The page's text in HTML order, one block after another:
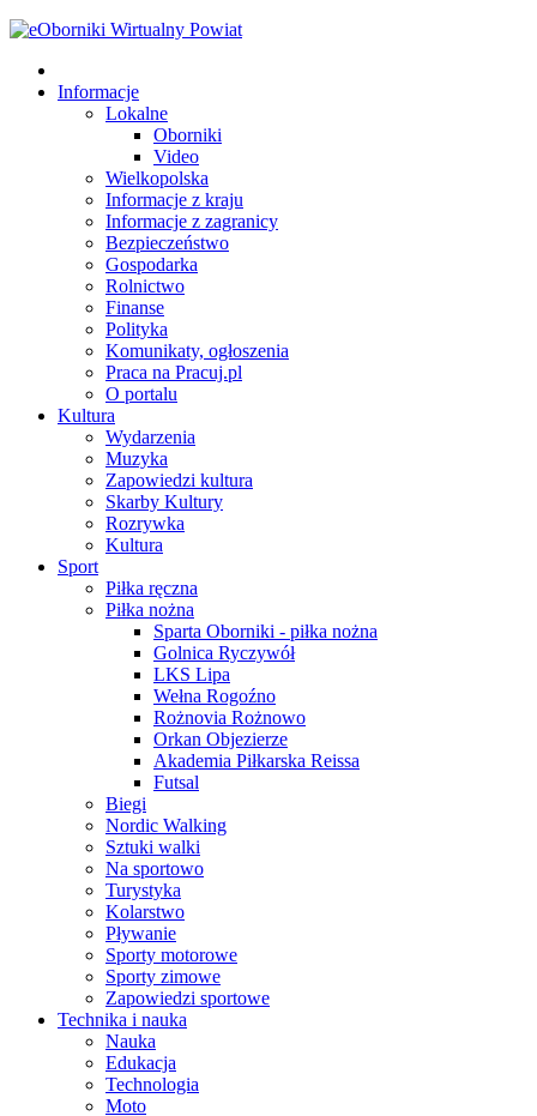
Informacje
Lokalne
Oborniki
Video
Wielkopolska
Informacje z kraju
Informacje z zagranicy
Bezpieczeństwo
Gospodarka
Rolnictwo
Finanse
Polityka
Komunikaty, ogłoszenia
Praca na Pracuj.pl
O portalu
Kultura
Wydarzenia
Muzyka
Zapowiedzi kultura
Skarby Kultury
Rozrywka
Kultura
Sport
Piłka ręczna
Piłka nożna
Sparta Oborniki - piłka nożna
Golnica Ryczywół
LKS Lipa
Wełna Rogoźno
Rożnovia Rożnowo
Orkan Objezierze
Akademia Piłkarska Reissa
Futsal
Biegi
Nordic Walking
Sztuki walki
Na sportowo
Turystyka
Kolarstwo
Pływanie
Sporty motorowe
Sporty zimowe
Zapowiedzi sportowe
Technika i nauka
Nauka
Edukacja
Technologia
Moto